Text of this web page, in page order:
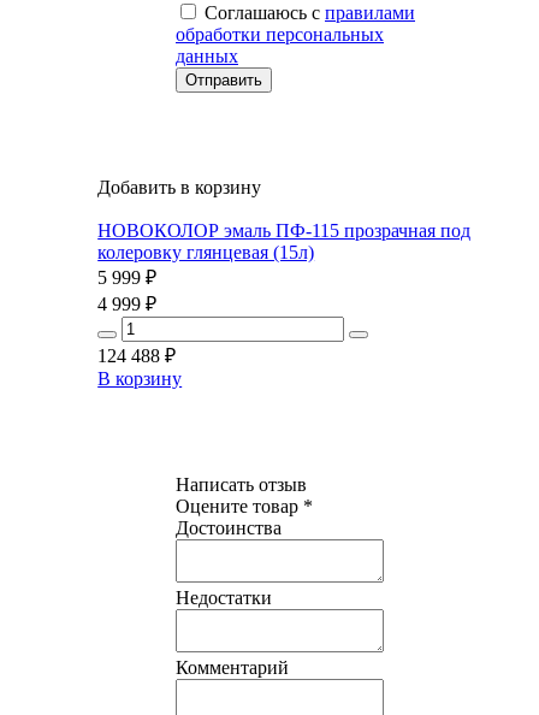
Соглашаюсь с правилами
обработки персональных
данных
Добавить в корзину
НОВОКОЛОР эмаль ПФ-115 прозрачная под
колеровку глянцевая (15л)
5 999 ₽
4 999 ₽
124 488 ₽
В корзину
Написать отзыв
Оцените товар *
Достоинства
Недостатки
Комментарий